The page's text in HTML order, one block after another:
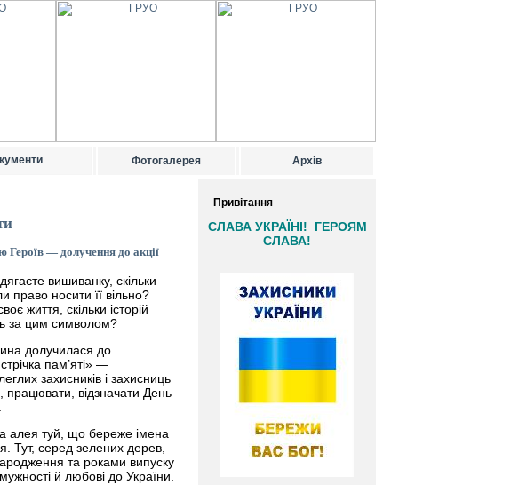
Фотогалерея Архів
— долучення до акції
вишиванку, скільки
право носити її вільно?
життя, скільки історій
за цим символом?
долучилася до
пам’яті» —
захисників і захисниць
відзначати День
алея туй, що береже імена
Тут, серед зелених дерев,
та роками випуску
й любові до України.
Привітання
СЛАВА УКРАЇНІ! ГЕРОЯМ
СЛАВА!